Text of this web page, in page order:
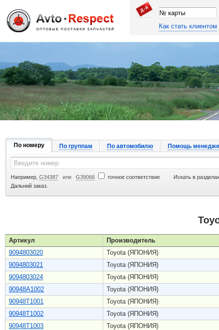
Джапан Авто
Как стать клиентом
По номеру По группам По автомобилю Помощь
Например, G34387 или G39066 точное соответствие
Искать в
Дальний заказ.
Артикул
Производитель
9094803020
Toyota (ЯПОНИЯ)
9094803021
Toyota (ЯПОНИЯ)
9094803024
Toyota (ЯПОНИЯ)
90948A1002
Toyota (ЯПОНИЯ)
90948T1001
Toyota (ЯПОНИЯ)
90948T1002
Toyota (ЯПОНИЯ)
90948T1003
Toyota (ЯПОНИЯ)